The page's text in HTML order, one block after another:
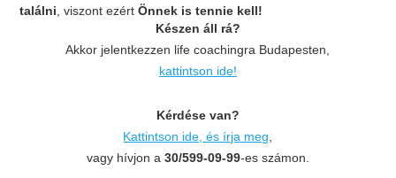
találni, viszont ezértÖnnek is tennie kell!
Készen áll rá?
Akkor jelentkezzen life coachingra Budapesten,
kattintson ide!
Kérdése van?
Kattintson ide, és írja meg,
vagy hívjon a 30/599-09-99-es számon.